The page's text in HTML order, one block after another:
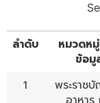
ลำดับ
หมวดห
ข้อมู
1
พระราช